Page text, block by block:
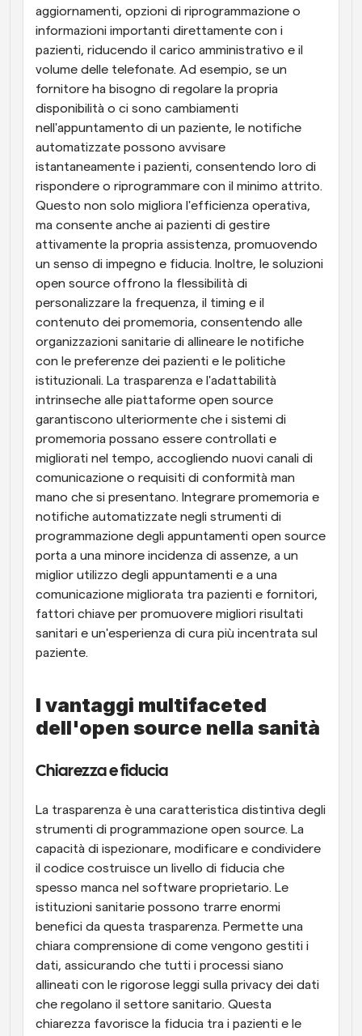
aggiornamenti, opzioni di riprogrammazione o
informazioni importanti direttamente con i
pazienti, riducendo il carico amministrativo e il
volume delle telefonate. Ad esempio, se un
fornitore ha bisogno di regolare la propria
disponibilità o ci sono cambiamenti
nell'appuntamento di un paziente, le notifiche
automatizzate possono avvisare
istantaneamente i pazienti, consentendo loro di
rispondere o riprogrammare con il minimo attrito.
Questo non solo migliora l'efficienza operativa,
ma consente anche ai pazienti di gestire
attivamente la propria assistenza, promuovendo
un senso di impegno e fiducia. Inoltre, le soluzioni
open source offrono la flessibilità di
personalizzare la frequenza, il timing e il
contenuto dei promemoria, consentendo alle
organizzazioni sanitarie di allineare le notifiche
con le preferenze dei pazienti e le politiche
istituzionali. La trasparenza e l'adattabilità
intrinseche alle piattaforme open source
garantiscono ulteriormente che i sistemi di
promemoria possano essere controllati e
migliorati nel tempo, accogliendo nuovi canali di
comunicazione o requisiti di conformità man
mano che si presentano. Integrare promemoria e
notifiche automatizzate negli strumenti di
programmazione degli appuntamenti open source
porta a una minore incidenza di assenze, a un
miglior utilizzo degli appuntamenti e a una
comunicazione migliorata tra pazienti e fornitori,
fattori chiave per promuovere migliori risultati
sanitari e un'esperienza di cura più incentrata sul
paziente.
I vantaggi multifaceted
dell'open source nella sanità
Chiarezza e fiducia
La trasparenza è una caratteristica distintiva degli
strumenti di programmazione open source. La
capacità di ispezionare, modificare e condividere
il codice costruisce un livello di fiducia che
spesso manca nel software proprietario. Le
istituzioni sanitarie possono trarre enormi
benefici da questa trasparenza. Permette una
chiara comprensione di come vengono gestiti i
dati, assicurando che tutti i processi siano
allineati con le rigorose leggi sulla privacy dei dati
che regolano il settore sanitario. Questa
chiarezza favorisce la fiducia tra i pazienti e le